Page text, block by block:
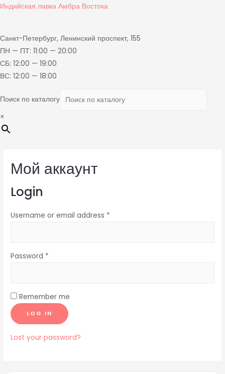
Индийская лавка Амбра Востока
Санкт-Петербург, Ленинский проспект, 155
ПН — ПТ: 11:00 — 20:00
СБ: 12:00 — 19:00
ВС: 12:00 — 18:00
Поиск по каталогу
×
Мой аккаунт
Login
Username or email address *
Password *
Remember me
LOG IN
Lost your password?